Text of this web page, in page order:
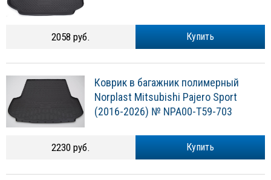
Купить
2058 руб.
Коврик в багажник полимерный
Norplast Mitsubishi Pajero Sport
(2016-2026) № NPA00-T59-703
Купить
2230 руб.